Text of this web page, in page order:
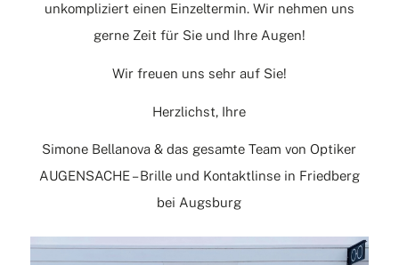
unkompliziert einen Einzeltermin. Wir nehmen uns
gerne Zeit für Sie und Ihre Augen!
Wir freuen uns sehr auf Sie!
Herzlichst, Ihre
Simone Bellanova & das gesamte Team von Optiker
AUGENSACHE – Brille und Kontaktlinse in Friedberg
bei Augsburg